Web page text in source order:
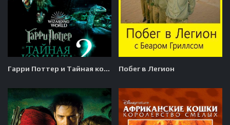
Гарри Поттер и Тайная комната Побег в Легион